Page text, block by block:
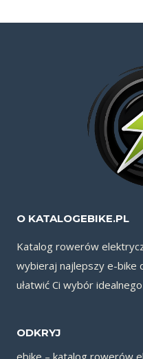
O KATALOGEBIKE.PL
Katalog rowerów
wybieraj najlepszy e-bike
ułatwić Ci wybór
ODKRYJ
ebike – katalog rowerów